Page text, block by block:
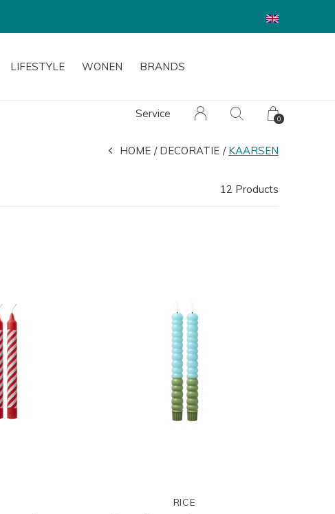
LIFESTYLE WONEN BRANDS
Service 0
HOME DECORATIE KAARSEN
12 Products
RICE